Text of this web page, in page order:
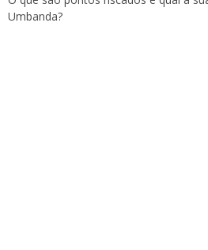
Umbanda?